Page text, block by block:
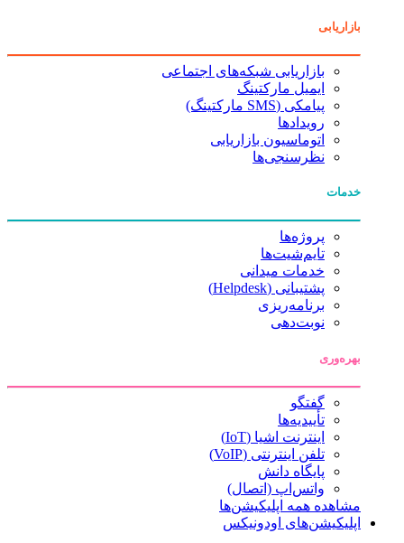
بازاریابی
بازاریابی شبکه‌های اجتماعی
ایمیل مارکتینگ
پیامکی (SMS مارکتینگ)
رویدادها
اتوماسیون بازاریابی
نظرسنجی‌ها
خدمات
پروژه‌ها
تایم‌شیت‌ها
خدمات میدانی
پشتیبانی (Helpdesk)
برنامه‌ریزی
نوبت‌دهی
بهره‌وری
گفتگو
تأییدیه‌ها
اینترنت اشیا (IoT)
تلفن اینترنتی (VoIP)
پایگاه دانش
واتس‌اپ (اتصال)
مشاهده همه اپلیکیشن‌ها
اپلیکیشن‌های اودونیکس